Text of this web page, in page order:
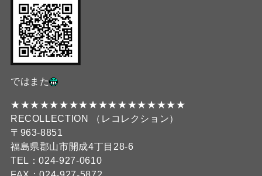
ではまた
★★★★★★★★★★★★★★★★★★
RECOLLECTION （レコレクション）
〒963-8851
福島県郡山市開成4丁目28-6
TEL：024-927-0610